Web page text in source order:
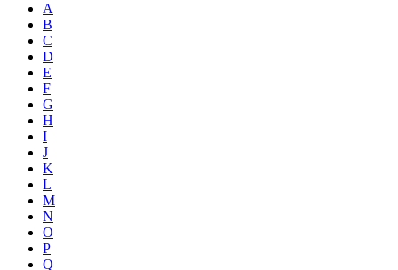
A
B
C
D
E
F
G
H
I
J
K
L
M
N
O
P
Q